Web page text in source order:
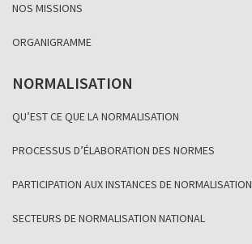
NOS MISSIONS
ORGANIGRAMME
NORMALISATION
QU’EST CE QUE LA NORMALISATION
PROCESSUS D’ÉLABORATION DES NORMES
PARTICIPATION AUX INSTANCES DE NORMALISATION
SECTEURS DE NORMALISATION NATIONAL